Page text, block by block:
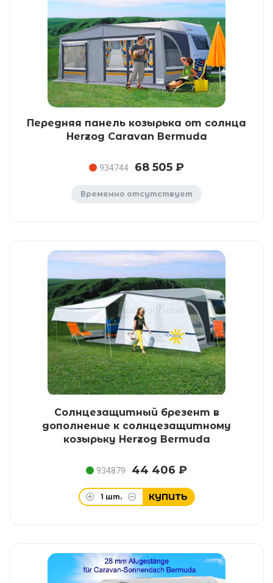
Передняя панель козырька от солнца
Herzog Caravan Bermuda
934744 68 505 ₽
Временно отсутствует
Солнцезащитный брезент в
дополнение к солнцезащитному
козырьку Herzog Bermuda
934879 44 406 ₽
1 шт. КУПИТЬ